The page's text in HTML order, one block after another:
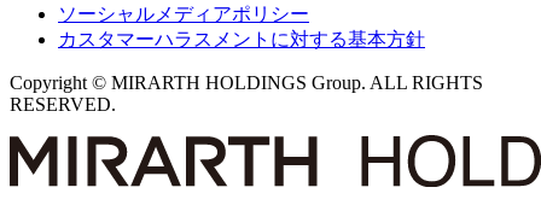
ソーシャルメディアポリシー
カスタマーハラスメントに対する基本方針
Copyright © MIRARTH HOLDINGS Group. ALL RIGHTS
RESERVED.